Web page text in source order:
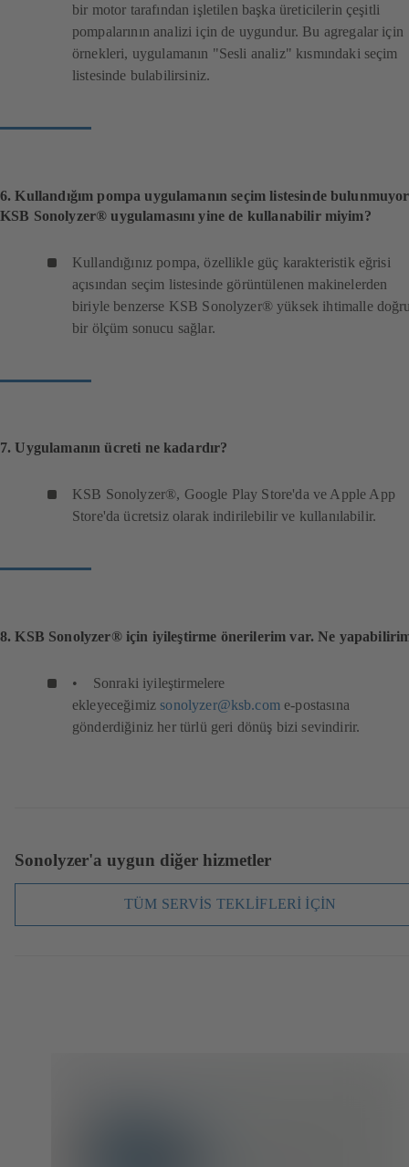
bir motor tarafından işletilen başka üreticilerin çeşitli
pompalarının analizi için de uygundur. Bu agregalar için
örnekleri, uygulamanın "Sesli analiz" kısmındaki seçim
listesinde bulabilirsiniz.
6. Kullandığım pompa uygulamanın seçim listesinde
KSB Sonolyzer® uygulamasını yine de kullanabilir miyim?
Kullandığınız pompa, özellikle güç karakteristik eğrisi
açısından seçim listesinde görüntülenen makinelerden
biriyle benzerse KSB Sonolyzer® yüksek ihtimalle
bir ölçüm sonucu sağlar.
7. Uygulamanın ücreti ne kadardır?
KSB Sonolyzer®, Google Play Store'da ve Apple App
Store'da ücretsiz olarak indirilebilir ve kullanılabilir.
8. KSB Sonolyzer® için iyileştirme önerilerim var. Ne
• Sonraki iyileştirmelere
ekleyeceğimizsonolyzer@ksb.com e-postasına
gönderdiğiniz her türlü geri dönüş bizi sevindirir.
Sonolyzer'a uygun diğer hizmetler
TÜM SERVİS TEKLİFLERİ İÇİN